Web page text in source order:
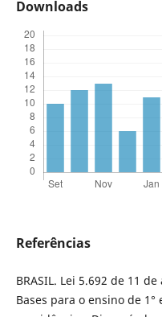
Downloads
Referências
BRASIL. Lei 5.692 de 11
Bases para o ensino de 1°